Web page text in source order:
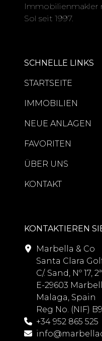
Immobilienmakler
Sol seit 1997.
SCHNELLE LINKS
STARTSEITE
IMMOBILIEN
NEUE ANLAGEN
FAVORITEN
ÜBER UNS
KONTAKT
KONTAKTIEREN
Marbella & Co
Santa Clara
C/. Sand, Nº 17,
E-29603
Malaga, Spain
Reg No. (NIF)
+34 952 865 525